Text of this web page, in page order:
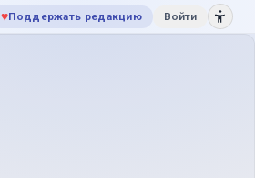
♥Поддержать редакцию Войти